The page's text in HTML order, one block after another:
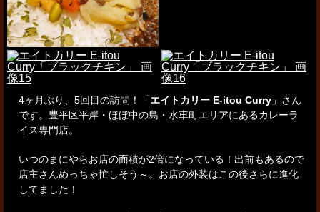
4ヶ月ぶり、5回目の訪問！「エイトカリー E-itou Curry 」さん
です。 豊平区平岸・ほぼ中の島・水車町エリアにあるカレーラ
イス専門店。
いつのまにやらお店の面積が2倍になっている！ 出前もあるので
店主さんめっちゃ忙しそう～。お店の外装はこの後さらに進化
してました！